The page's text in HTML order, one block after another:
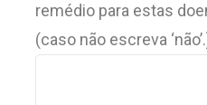
remédio para estas
(caso não escreva